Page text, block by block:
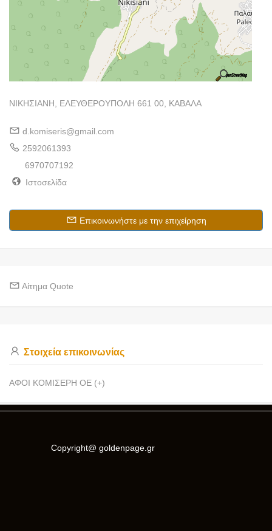
ΝΙΚΗΣΙΑΝΗ, ΕΛΕΥΘΕΡΟΥΠΟΛΗ 661 00, ΚΑΒΑΛΑ
d.komiseris@gmail.com
2592061393
6970707192
Ιστοσελίδα
Επικοινωνήστε με την επιχείρηση
Αίτημα Quote
Στοιχεία επικοινωνίας
ΑΦΟΙ ΚΟΜΙΣΕΡΗ ΟΕ (+)
Copyright@ goldenpage.gr